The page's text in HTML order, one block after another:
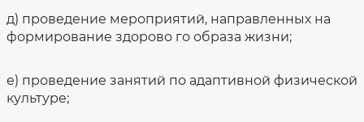
д) проведение мероприятий, направленных на
формирование здорово го образа жизни;
е) проведение занятий по адаптивной физической
культуре;